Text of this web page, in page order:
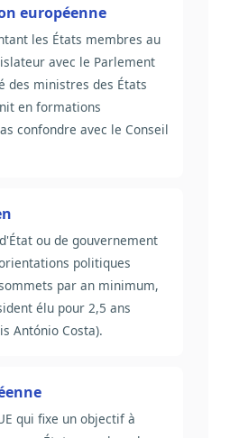
européenne
les États membres au
avec le Parlement
des ministres des États
en formations
confondre avec le Conseil
ou de gouvernement
politiques
par an minimum,
élu pour 2,5 ans
António Costa).
qui fixe un objectif à